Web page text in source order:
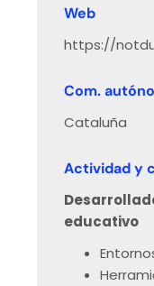
Web
https://
Com.
Cataluña
Actividad y
educativo